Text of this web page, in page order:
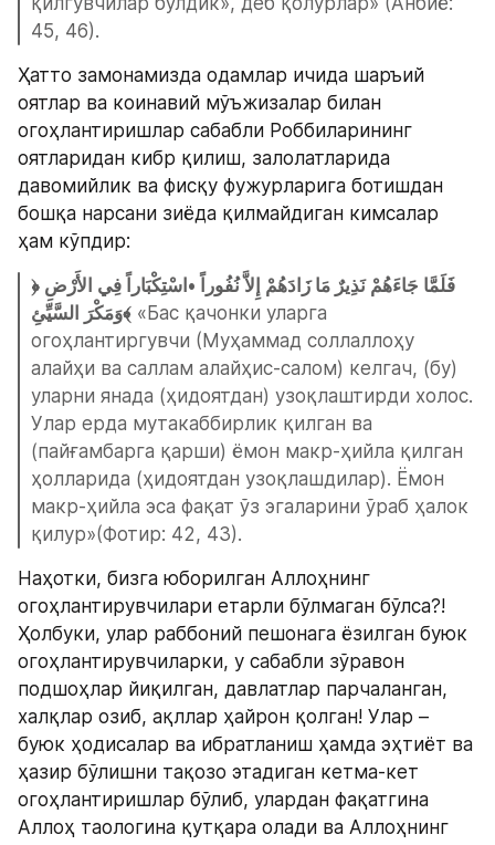
45, 46).
Ҳатто замонамизда одамлар ичида шаръий
оятлар ва коинавий мўъжизалар билан
огоҳлантиришлар сабабли Роббиларининг
оятларидан кибр қилиш, залолатларида
давомийлик ва фисқу фужурларига ботишдан
бошқа нарсани зиёда қилмайдиган кимсалар
ҳам кўпдир:
﴿فَلَمَّا جَاءَهُمْ نَذِيرٌ مَا زَادَهُمْ إِلاَّ نُفُوراً •اسْتِكْبَاراً فِي الأَرْضِ
وَمَكْرَ السَّيِّئِ﴾ «Бас қачонки уларга
огоҳлантиргувчи (Муҳаммад соллаллоҳу
алайҳи ва саллам алайҳис-салом) келгач, (бу)
уларни янада (ҳидоятдан) узоқлаштирди холос.
Улар ерда мутакаббирлик қилган ва
(пайғамбарга қарши) ёмон макр-ҳийла қилган
ҳолларида (ҳидоятдан узоқлашдилар). Ёмон
макр-ҳийла эса фақат ўз эгаларини ўраб ҳалок
қилур»(Фотир: 42, 43).
Наҳотки, бизга юборилган Аллоҳнинг
огоҳлантирувчилари етарли бўлмаган бўлса?!
Ҳолбуки, улар раббоний пешонага ёзилган буюк
огоҳлантирувчиларки, у сабабли зўравон
подшоҳлар йиқилган, давлатлар парчаланган,
халқлар озиб, ақллар ҳайрон қолган! Улар –
буюк ҳодисалар ва ибратланиш ҳамда эҳтиёт ва
ҳазир бўлишни тақозо этадиган кетма-кет
огоҳлантиришлар бўлиб, улардан фақатгина
Аллоҳ таологина қутқара олади ва Аллоҳнинг